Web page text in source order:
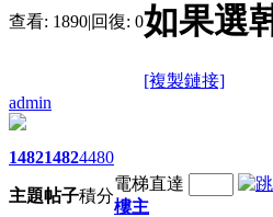
查看: 1890|回復: 0如果選
[複製鏈接]
admin
1482
主題
1482
帖子
4480
積分
電梯直達
樓主